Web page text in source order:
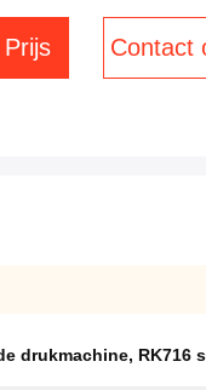
Contact
drukmachine, RK716